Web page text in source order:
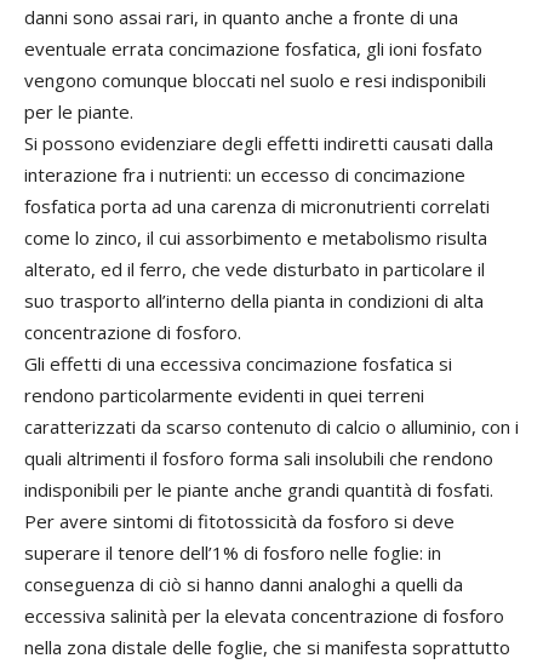
danni sono assai rari, in quanto anche a fronte di una
eventuale errata concimazione fosfatica, gli ioni fosfato
vengono comunque bloccati nel suolo e resi indisponibili
per le piante.
Si possono evidenziare degli effetti indiretti causati dalla
interazione fra i nutrienti: un eccesso di concimazione
fosfatica porta ad una carenza di micronutrienti correlati
come lo zinco, il cui assorbimento e metabolismo risulta
alterato, ed il ferro, che vede disturbato in particolare il
suo trasporto all’interno della pianta in condizioni di alta
concentrazione di fosforo.
Gli effetti di una eccessiva concimazione fosfatica si
rendono particolarmente evidenti in quei terreni
caratterizzati da scarso contenuto di calcio o alluminio, con i
quali altrimenti il fosforo forma sali insolubili che rendono
indisponibili per le piante anche grandi quantità di fosfati.
Per avere sintomi di fitotossicità da fosforo si deve
superare il tenore dell’1% di fosforo nelle foglie: in
conseguenza di ciò si hanno danni analoghi a quelli da
eccessiva salinità per la elevata concentrazione di fosforo
nella zona distale delle foglie, che si manifesta soprattutto